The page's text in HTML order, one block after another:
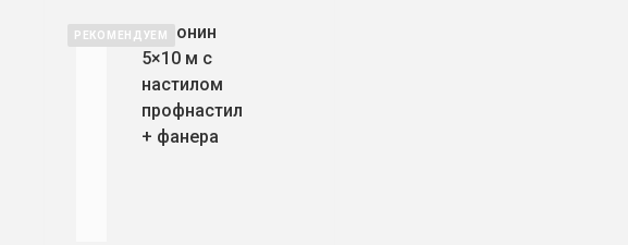
РЕКОМЕНДУЕММезонин
5×10 м с
настилом
профнастил
+ фанера